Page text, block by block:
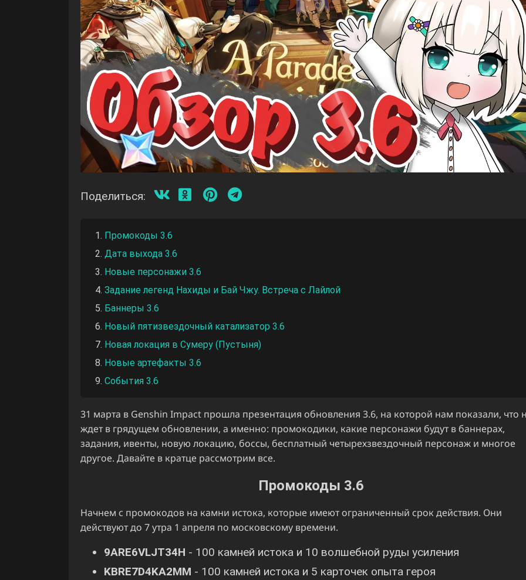
Поделиться:
Промокоды 3.6
Дата выхода 3.6
Новые персонажи 3.6
Задание легенд Нахиды и Бай Чжу. Встреча с Лайлой
Баннеры 3.6
Новый пятизвездочный катализатор 3.6
Новая локация в Сумеру (Пустыня)
Новые артефакты 3.6
События 3.6
31 марта в Genshin Impact прошла презентация обновления 3.6, на которой нам показали, что
ждет в грядущем обновлении, а именно: промокодики, какие персонажи будут в баннерах,
задания, ивенты, новую локацию, боссы, бесплатный четырехзвездочный персонаж и многое
другое. Давайте в кратце рассмотрим все.
Промокоды 3.6
Начнем с промокодов на камни истока, которые имеют ограниченный срок действия. Они
действуют до 7 утра 1 апреля по московскому времени.
9ARE6VLJT34H - 100 камней истока и 10 волшебной руды усиления
KBRE7D4KA2MM - 100 камней истока и 5 карточек опыта героя